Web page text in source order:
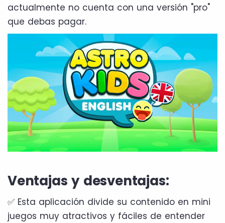
actualmente no cuenta con una versión "pro"
que debas pagar.
Ventajas y desventajas:
✅ Esta aplicación divide su contenido en mini
juegos muy atractivos y fáciles de entender